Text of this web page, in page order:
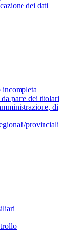
dei dati
incompleta
parte dei titolari
di
provinciali